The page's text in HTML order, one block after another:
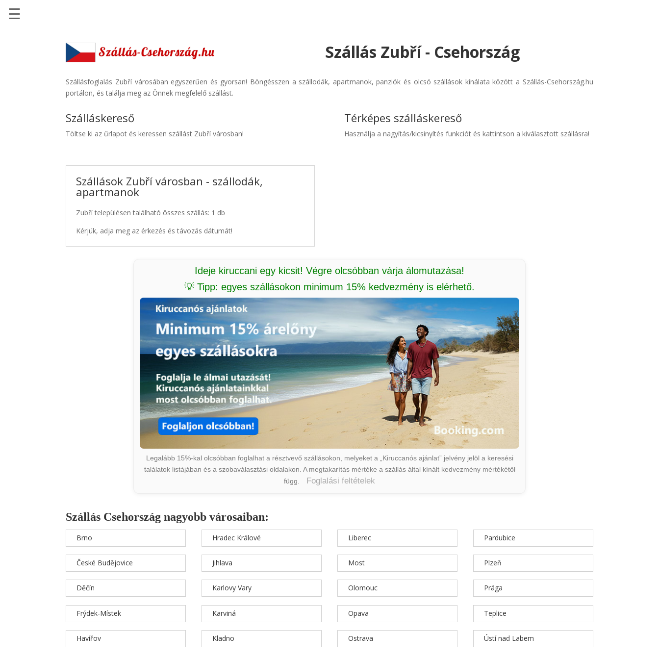
Szállásinfo.eu
Repülőjegy
pénzvisszatérítéssel
Autóbérlés
☰
Szállás Zubří - Csehország
Szállásfoglalás Zubří városában egyszerűen és gyorsan! Böngésszen a szállodák, apartmanok, panziók és olcsó szállások kínálata között a Szállás-Csehország.hu
portálon, és találja meg az Önnek megfelelő szállást.
Szálláskereső
Töltse ki az űrlapot és keressen szállást Zubří városban!
Szállások Zubří városban - szállodák,
apartmanok
Zubří településen található összes szállás: 1 db
Kérjük, adja meg az érkezés és távozás dátumát!
Térképes szálláskereső
Használja a nagyítás/kicsinyítés funkciót és kattintson a kiválasztott szállásra!
Ideje kiruccani egy kicsit! Végre olcsóbban várja álomutazása!
💡 Tipp: egyes szállásokon minimum 15% kedvezmény is elérhető.
Legalább 15%-kal olcsóbban foglalhat a résztvevő szállásokon, melyeket a „Kiruccanós ajánlat” jelvény jelöl a keresési
találatok listájában és a szobaválasztási oldalakon. A megtakarítás mértéke a szállás által kínált kedvezmény mértékétől
függ.
Foglalási feltételek
Szállás Csehország nagyobb városaiban:
Brno
České Budějovice
Děčín
Frýdek-Místek
Havířov
Hradec Králové
Jihlava
Karlovy Vary
Karviná
Kladno
Liberec
Most
Olomouc
Opava
Ostrava
Pardubice
Plzeň
Prága
Teplice
Ústí nad Labem